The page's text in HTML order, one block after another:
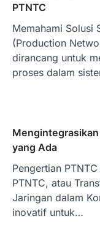
PTNTC
Memahami Solusi
(Production
dirancang untuk
proses dalam
Mengintegrasikan
yang Ada
Pengertian
PTNTC, atau
Jaringan dalam
inovatif untuk…